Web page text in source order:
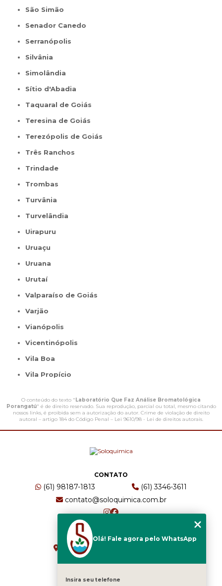
São Simão
Senador Canedo
Serranópolis
Silvânia
Simolândia
Sítio d'Abadia
Taquaral de Goiás
Teresina de Goiás
Terezópolis de Goiás
Três Ranchos
Trindade
Trombas
Turvânia
Turvelândia
Uirapuru
Uruaçu
Uruana
Urutaí
Valparaíso de Goiás
Varjão
Vianópolis
Vicentinópolis
Vila Boa
Vila Propício
O conteúdo do texto " Laboratório Que Faz Análise Bromatológica
Porangatú" é de direito reservado. Sua reprodução, parcial ou total, mesmo citando
nossos links, é proibida sem a autorização do autor. Crime de violação de direito
autoral – artigo 184 do Código Penal – Lei 9610/98 - Lei de direitos autorais.
CONTATO
(61) 98187-1813
(61) 3346-3611
contato@soloquimica.com.br
ENDEREÇO
CRS 511 Sul, Bl B, Sl 49 - Asa Sul
Brasília - DF - CEP: 70361-520
Olá! Fale agora pelo WhatsApp
Insira seu telefone